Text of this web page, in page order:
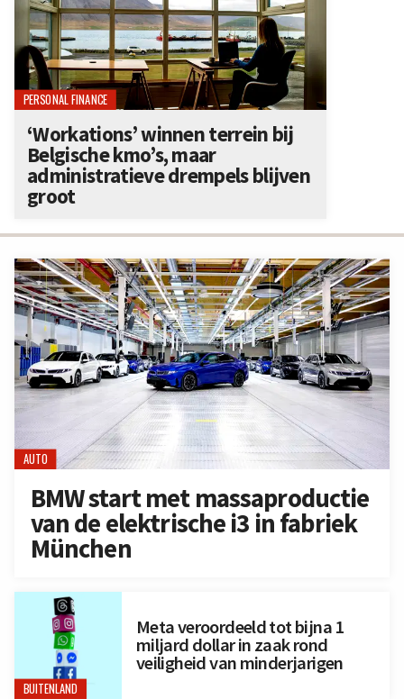
AUTO
BMW start met massaproductie
van de elektrische i3 in fabriek
München
BUITENLAND
Meta veroordeeld tot bijna 1
miljard dollar in zaak rond
veiligheid van minderjarigen
PERSONAL FINANCE
‘Workations’ winnen terrein bij
Belgische kmo’s, maar
administratieve drempels blijven
groot